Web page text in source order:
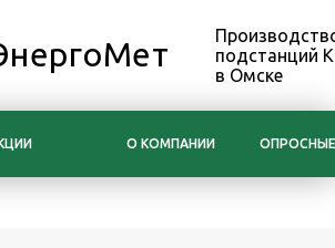
подстанций
в Омске
О КОМПАНИИ